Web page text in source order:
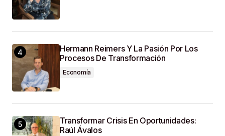
Hermann Reimers Y La Pasión Por Los
Procesos De Transformación
Economía
Transformar Crisis En Oportunidades:
Raúl Ávalos